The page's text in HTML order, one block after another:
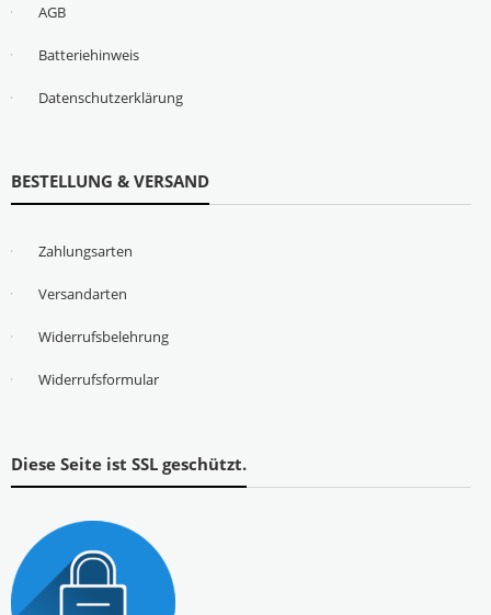
AGB
Batteriehinweis
Datenschutzerklärung
BESTELLUNG & VERSAND
Zahlungsarten
Versandarten
Widerrufsbelehrung
Widerrufsformular
Diese Seite ist SSL geschützt.